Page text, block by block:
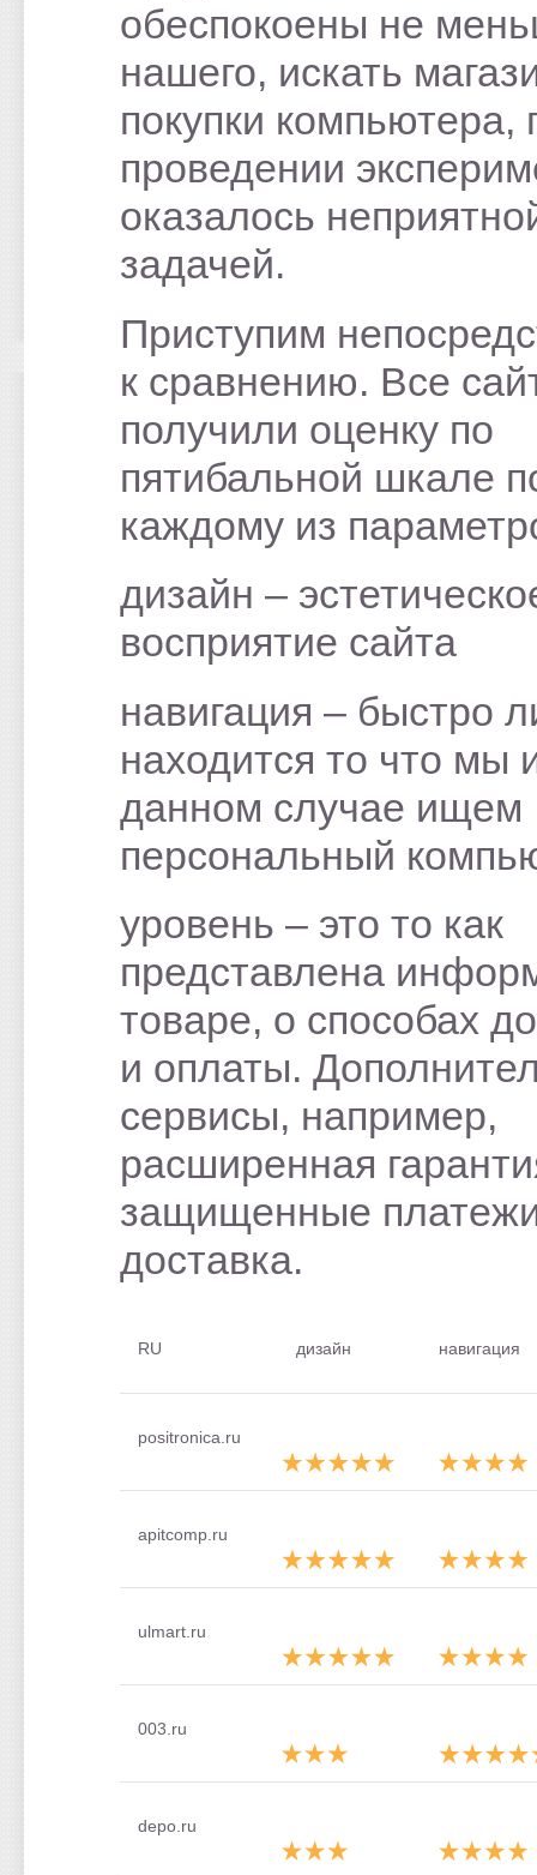
обеспокоены не
нашего, искать
покупки компьютера,
проведении
оказалось
задачей.
Приступим
к сравнению. Все
получили оценку по
пятибальной шкале
каждому из
дизайн –
восприятие сайта
навигация – быстро
находится то что
данном случае ищем
персональный
уровень – это то как
представлена
товаре, о способах
и оплаты.
сервисы, например,
расширенная
защищенные
доставка.
RU дизайн навигация
positronica.ru
apitcomp.ru
ulmart.ru
003.ru
depo.ru